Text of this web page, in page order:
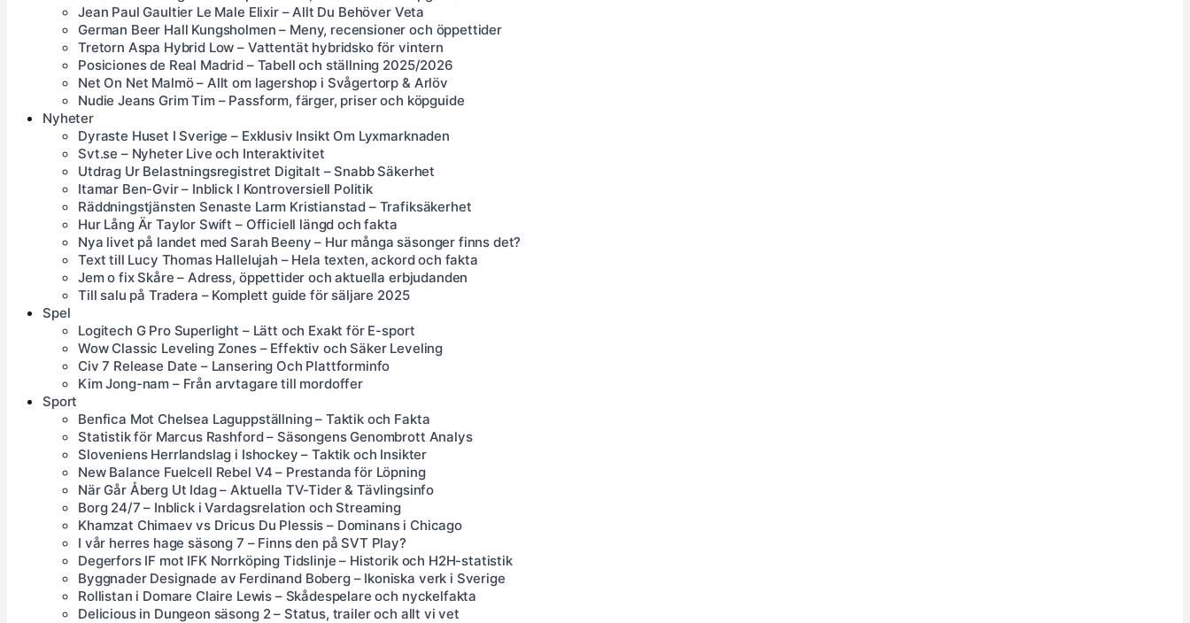
Jean Paul Gaultier Le Male Elixir – Allt Du Behöver Veta
German Beer Hall Kungsholmen – Meny, recensioner och öppettider
Tretorn Aspa Hybrid Low – Vattentät hybridsko för vintern
Posiciones de Real Madrid – Tabell och ställning 2025/2026
Net On Net Malmö – Allt om lagershop i Svågertorp & Arlöv
Nudie Jeans Grim Tim – Passform, färger, priser och köpguide
Nyheter
Dyraste Huset I Sverige – Exklusiv Insikt Om Lyxmarknaden
Svt.se – Nyheter Live och Interaktivitet
Utdrag Ur Belastningsregistret Digitalt – Snabb Säkerhet
Itamar Ben-Gvir – Inblick I Kontroversiell Politik
Räddningstjänsten Senaste Larm Kristianstad – Trafiksäkerhet
Hur Lång Är Taylor Swift – Officiell längd och fakta
Nya livet på landet med Sarah Beeny – Hur många säsonger finns det?
Text till Lucy Thomas Hallelujah – Hela texten, ackord och fakta
Jem o fix Skåre – Adress, öppettider och aktuella erbjudanden
Till salu på Tradera – Komplett guide för säljare 2025
Spel
Logitech G Pro Superlight – Lätt och Exakt för E-sport
Wow Classic Leveling Zones – Effektiv och Säker Leveling
Civ 7 Release Date – Lansering Och Plattforminfo
Kim Jong-nam – Från arvtagare till mordoffer
Sport
Benfica Mot Chelsea Laguppställning – Taktik och Fakta
Statistik för Marcus Rashford – Säsongens Genombrott Analys
Sloveniens Herrlandslag i Ishockey – Taktik och Insikter
New Balance Fuelcell Rebel V4 – Prestanda för Löpning
När Går Åberg Ut Idag – Aktuella TV-Tider & Tävlingsinfo
Borg 24/7 – Inblick i Vardagsrelation och Streaming
Khamzat Chimaev vs Dricus Du Plessis – Dominans i Chicago
I vår herres hage säsong 7 – Finns den på SVT Play?
Degerfors IF mot IFK Norrköping Tidslinje – Historik och H2H-statistik
Byggnader Designade av Ferdinand Boberg – Ikoniska verk i Sverige
Rollistan i Domare Claire Lewis – Skådespelare och nyckelfakta
Delicious in Dungeon säsong 2 – Status, trailer och allt vi vet